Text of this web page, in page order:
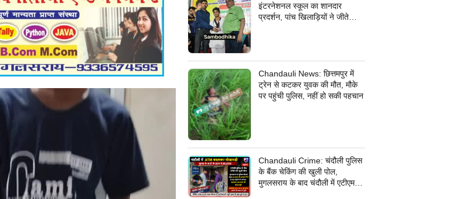
इंटरनेशनल स्कूल का शानदार
प्रदर्शन, पांच खिलाड़ियों ने जीते
Chandauli News: छित्तमपुर में
ट्रेन से कटकर युवक की मौत, मौके
पर पहुंची पुलिस, नहीं हो सकी पहचान
Chandauli Crime: चंदौली पुलिस
के बैंक चेकिंग की खुली पोल,
मुगलसराय के बाद चंदौली में एटीएम